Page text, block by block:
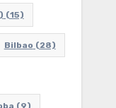
(15)
Bilbao (28)
(9)